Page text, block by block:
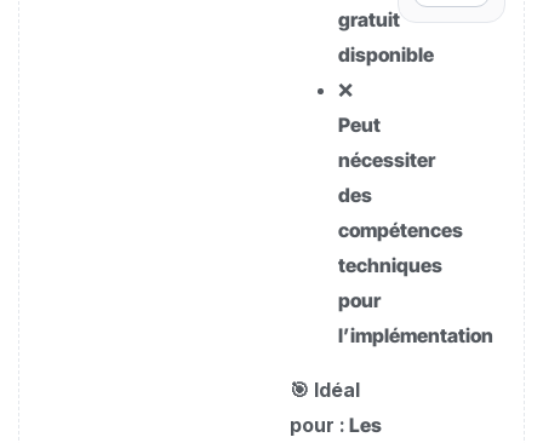
gratuit
disponible
❌
Peut
nécessiter
des
compétences
techniques
pour
l’implémentation
🎯 Idéal
pour : Les